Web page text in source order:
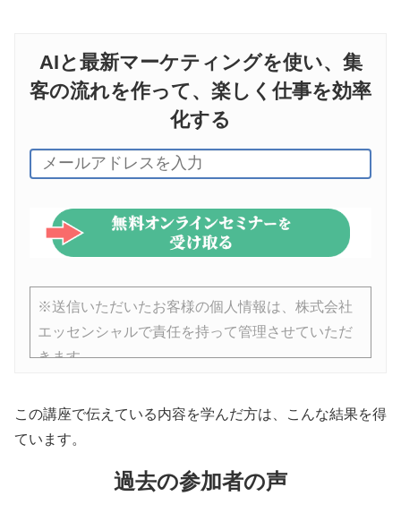
AIと最新マーケティングを使い、集
客の流れを作って、楽しく仕事を効率
化する
※送信いただいたお客様の個人情報は、株式会社
エッセンシャルで責任を持って管理させていただ
きます。
ある株式会社エッセンシャルのメールマガジンに
登録されます。
この講座で伝えている内容を学んだ方は、こんな結果を得
ています。
過去の参加者の声